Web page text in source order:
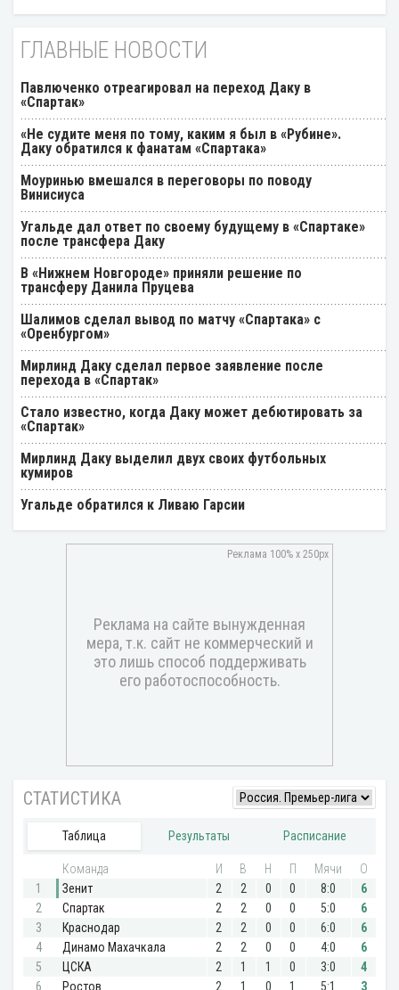
ГЛАВНЫЕ НОВОСТИ
Павлюченко отреагировал на переход Даку в
«Спартак»
«Не судите меня по тому, каким я был в «Рубине».
Даку обратился к фанатам «Спартака»
Моуринью вмешался в переговоры по поводу
Винисиуса
Угальде дал ответ по своему будущему в «Спартаке»
после трансфера Даку
В «Нижнем Новгороде» приняли решение по
трансферу Данила Пруцева
Шалимов сделал вывод по матчу «Спартака» с
«Оренбургом»
Мирлинд Даку сделал первое заявление после
перехода в «Спартак»
Стало известно, когда Даку может дебютировать за
«Спартак»
Мирлинд Даку выделил двух своих футбольных
кумиров
Угальде обратился к Ливаю Гарсии